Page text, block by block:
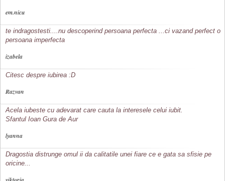
em.nicu
te indragostesti....nu descoperind persoana perfecta ...ci vazand perfect o
persoana imperfecta
izabela
Citesc despre iubirea :D
Razvan
Acela iubeste cu adevarat care cauta la interesele celui iubit.
Sfantul Ioan Gura de Aur
lyanna
Dragostia distrunge omul ii da calitatile unei fiare ce e gata sa sfisie pe
oricine...